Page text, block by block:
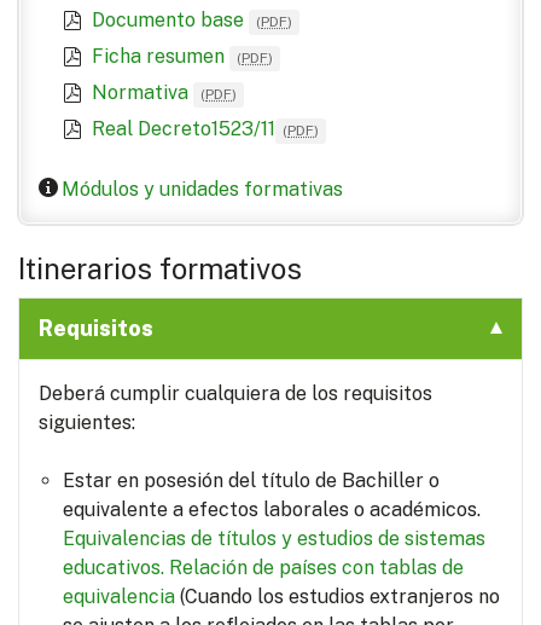
Documento base (PDF)
Ficha resumen (PDF)
Normativa (PDF)
Real Decreto1523/11 (PDF)
Módulos y unidades formativas
Itinerarios formativos
Requisitos
Deberá cumplir cualquiera de los requisitos
siguientes:
Estar en posesión del título de Bachiller o
equivalente a efectos laborales o académicos.
Equivalencias de títulos y estudios de sistemas
educativos. Relación de países con tablas de
equivalencia (Cuando los estudios extranjeros no